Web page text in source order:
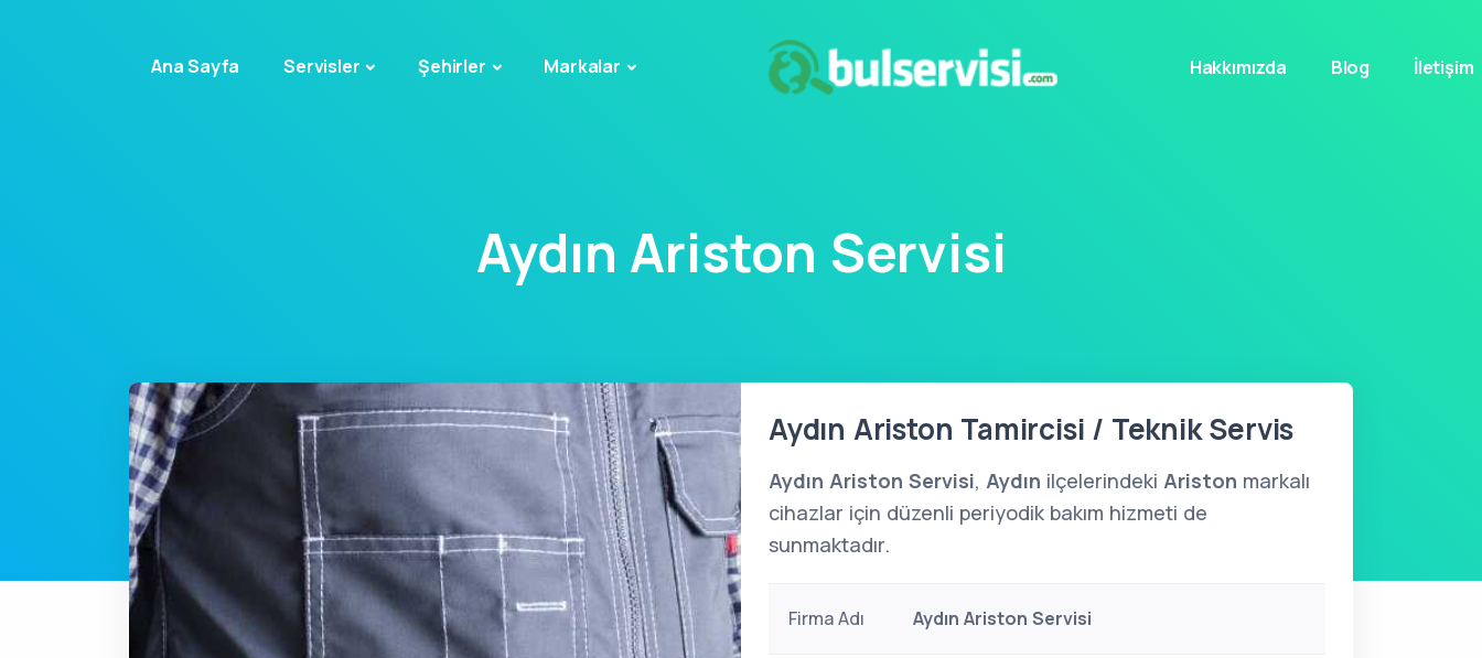
Ana Sayfa Servisler Şehirler Markalar Hakkımızda Blog İletişim
Aydın Ariston Servisi
Aydın Ariston Tamircisi / Teknik Servis
Aydın Ariston Servisi, Aydın ilçelerindeki Ariston markalı
cihazlar için düzenli periyodik bakım hizmeti de
sunmaktadır.
Firma Adı Aydın Ariston Servisi